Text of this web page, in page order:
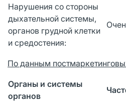
Нарушения со стороны
дыхательной системы,
органов грудной клетки
и средостения:
По данным
Органы и системы
органов